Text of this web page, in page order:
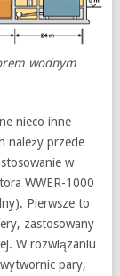
wodnym
nieco inne
należy przede
w
WWER-1000
Pierwsze to
zastosowany
W rozwiązaniu
pary,